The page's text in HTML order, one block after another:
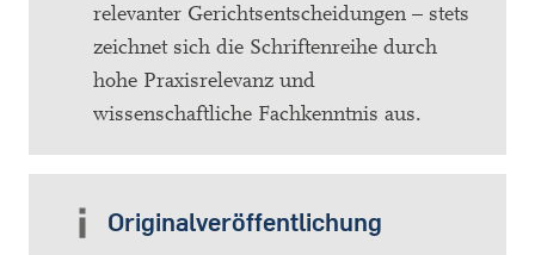
relevanter Gerichtsentscheidungen – stets
zeichnet sich die Schriftenreihe durch
hohe Praxisrelevanz und
wissenschaftliche Fachkenntnis aus.
Originalveröffentlichung